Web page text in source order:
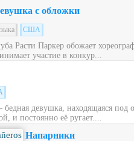
с обложки
США
Расти Паркер обожает
участие в конкур...
девушка, находящаяся под
и постоянно её ругает....
Напарники